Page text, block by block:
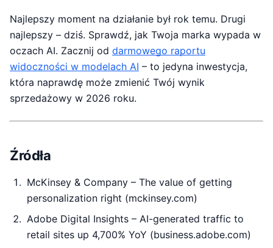
Najlepszy moment na działanie był rok temu. Drugi
najlepszy – dziś. Sprawdź, jak Twoja marka wypada w
oczach AI. Zacznij od darmowego raportu
widoczności w modelach AI – to jedyna inwestycja,
która naprawdę może zmienić Twój wynik
sprzedażowy w 2026 roku.
Źródła
McKinsey & Company – The value of getting
personalization right (mckinsey.com)
Adobe Digital Insights – AI-generated traffic to
retail sites up 4,700% YoY (business.adobe.com)